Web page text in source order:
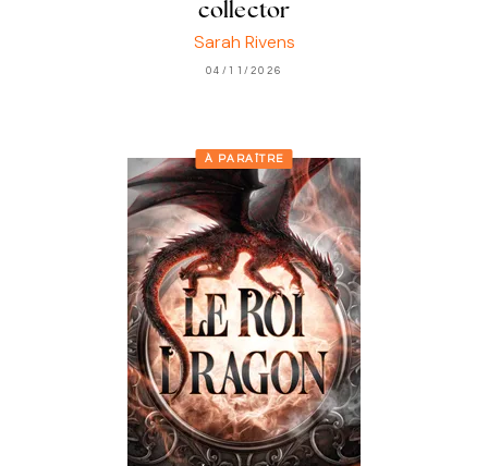
collector
Sarah Rivens
04/11/2026
À PARAÎTRE